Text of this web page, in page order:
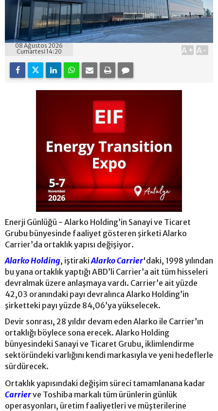
08 Ağustos 2026
Cumartesi 14:20
A+ A-
Enerji Günlüğü - Alarko Holding’in Sanayi ve Ticaret
Grubu bünyesinde faaliyet gösteren şirketi Alarko
Carrier’da ortaklık yapısı değişiyor.
Alarko Holding, iştirakiAlarko Carrier'daki, 1998 yılından
bu yana ortaklık yaptığı ABD’li Carrier’a ait tüm hisseleri
devralmak üzere anlaşmaya vardı. Carrier’e ait yüzde
42,03 oranındaki payı devralınca Alarko Holding’in
şirketteki payı yüzde 84,06’ya yükselecek.
Devir sonrası, 28 yıldır devam eden Alarko ile Carrier’ın
ortaklığı böylece sona erecek. Alarko Holding
bünyesindeki Sanayi ve Ticaret Grubu, iklimlendirme
sektöründeki varlığını kendi markasıyla ve yeni hedeflerle
sürdürecek.
Ortaklık yapısındaki değişim süreci tamamlanana kadar
Carrierve Toshiba markalı tüm ürünlerin günlük
operasyonları, üretim faaliyetleri ve müşterilerine